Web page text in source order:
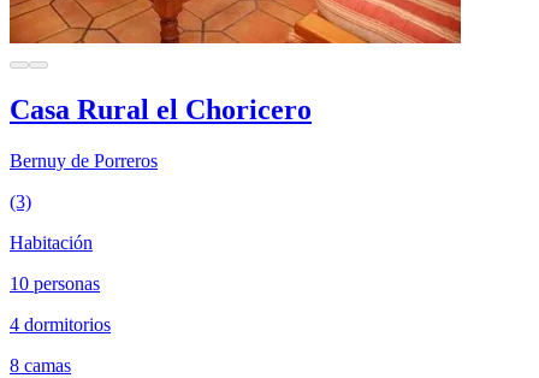
Casa Rural el Choricero
Bernuy de Porreros
(3)
Habitación
10 personas
4 dormitorios
8 camas